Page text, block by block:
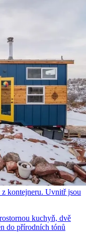
kontejneru. Uvnitř jsou
kuchyň, dvě
do přírodních tónů